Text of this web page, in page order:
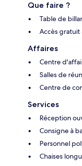
Que faire ?
Table de
Accès gratuit
Affaires
Centre
Salles de
Centre de
Services
Réception
Consigne à
Personnel
Chaises